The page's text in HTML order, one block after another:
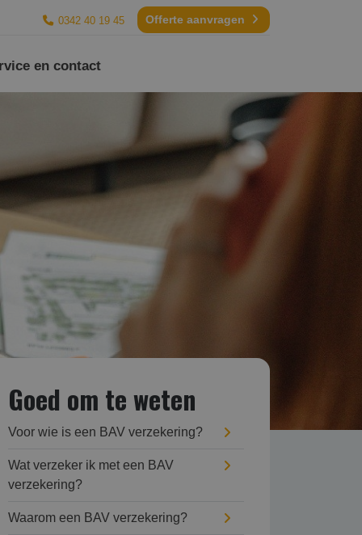
0342 40 19 45 Offerte aanvragen
en contact
Goed om te weten
Voor wie is een BAV verzekering?
Wat verzeker ik met een BAV
verzekering?
Waarom een BAV verzekering?